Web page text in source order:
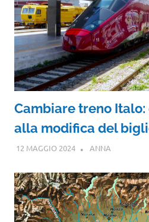
Cambiare treno
alla modifica del
12 MAGGIO 2024 ANNA